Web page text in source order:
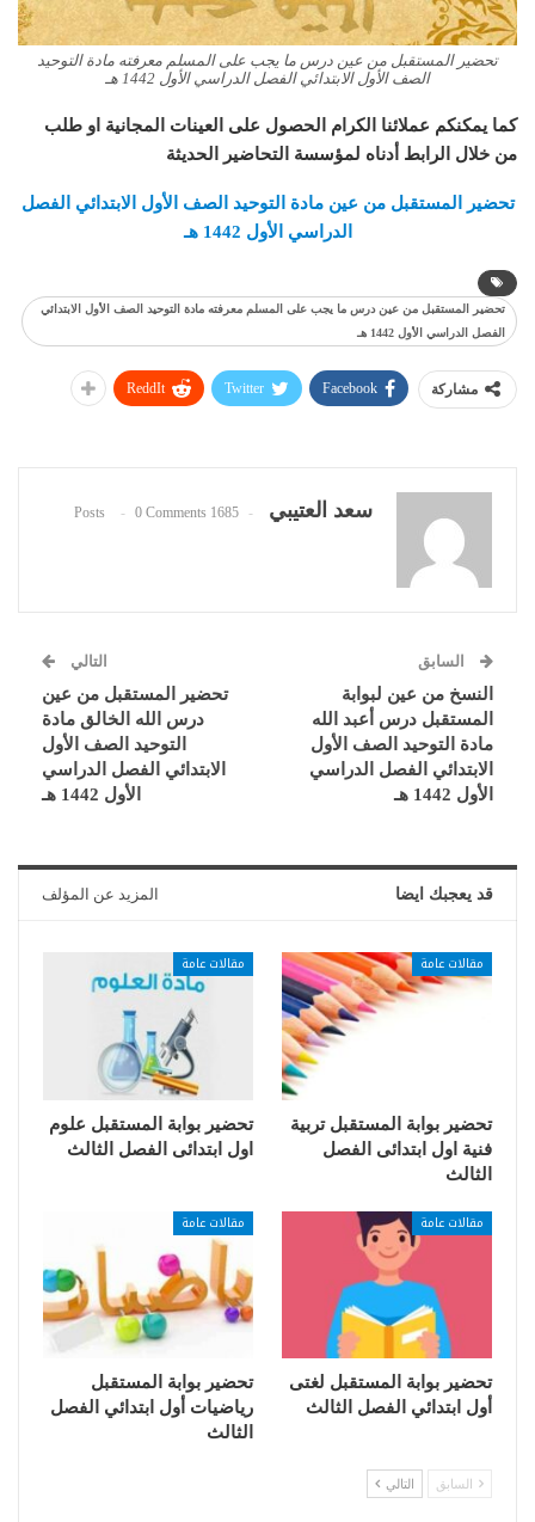
تحضير المستقبل من عين درس ما يجب على المسلم معرفته مادة التوحيد
الصف الأول الابتدائي الفصل الدراسي الأول 1442 هـ
كما يمكنكم عملائنا الكرام الحصول على العينات المجانية او طلب
من خلال الرابط أدناه لمؤسسة التحاضير الحديثة
تحضير المستقبل من عين مادة التوحيد الصف الأول الابتدائي الفصل
الدراسي الأول 1442 هـ
تحضير المستقبل من عين درس ما يجب على المسلم معرفته مادة التوحيد الصف الأول الابتدائي
الفصل الدراسي الأول 1442 هـ
مشاركة Facebook
Twitter
ReddIt
سعد العتيبي 1685 Posts
0 Comments
السابق
النسخ من عين لبوابة
المستقبل درس أعبد الله
مادة التوحيد الصف الأول
الابتدائي الفصل الدراسي
الأول 1442 هـ
التالي
تحضير المستقبل من عين
درس الله الخالق مادة
التوحيد الصف الأول
الابتدائي الفصل الدراسي
الأول 1442 هـ
قد يعجبك ايضا المزيد عن المؤلف
مقالات عامة
تحضير بوابة المستقبل تربية
فنية اول ابتدائى الفصل
الثالث
مقالات عامة
تحضير بوابة المستقبل علوم
اول ابتدائى الفصل الثالث
مقالات عامة
تحضير بوابة المستقبل لغتى
أول ابتدائي الفصل الثالث
مقالات عامة
تحضير بوابة المستقبل
رياضيات أول ابتدائي الفصل
الثالث
السابق التالي